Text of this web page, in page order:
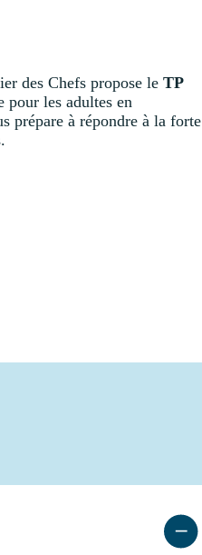
des Chefs propose le TP
pour les adultes en
prépare à répondre à la forte